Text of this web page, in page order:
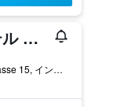
AC ホテル バイ マリオット インスブルック
Salurner Strasse 15, インスブルック, チロル州, オーストリア